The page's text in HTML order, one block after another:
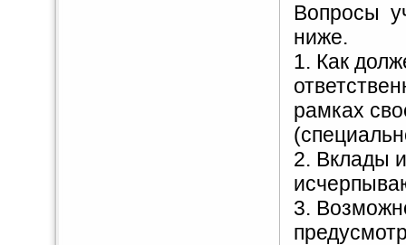
Вопросы
ниже.
1. Как
рамках
2. Вклады
3.